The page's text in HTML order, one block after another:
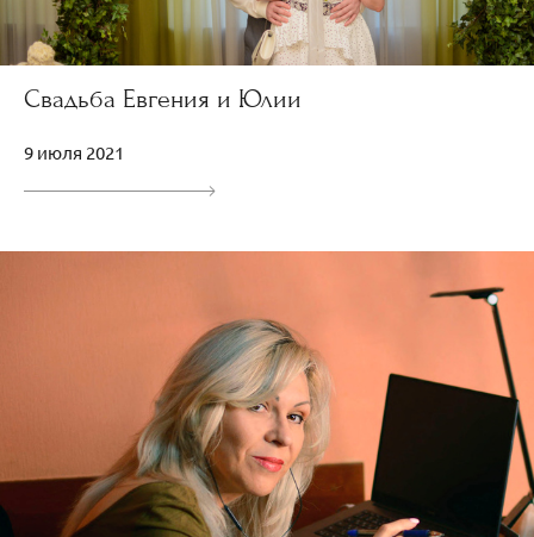
Свадьба Евгения и Юлии
9 июля 2021